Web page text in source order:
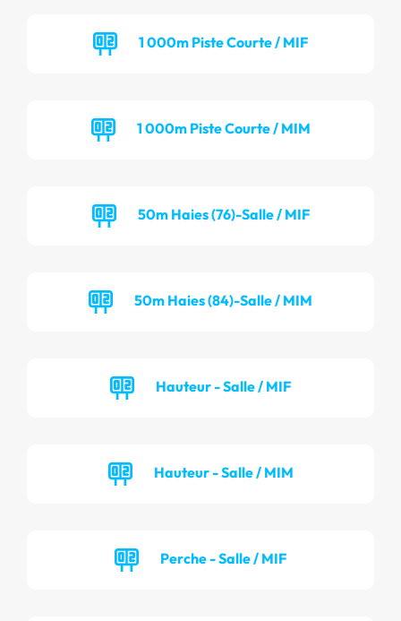
1 000m Piste Courte / MIF
1 000m Piste Courte / MIM
50m Haies (76)-Salle / MIF
50m Haies (84)-Salle / MIM
Hauteur - Salle / MIF
Hauteur - Salle / MIM
Perche - Salle / MIF